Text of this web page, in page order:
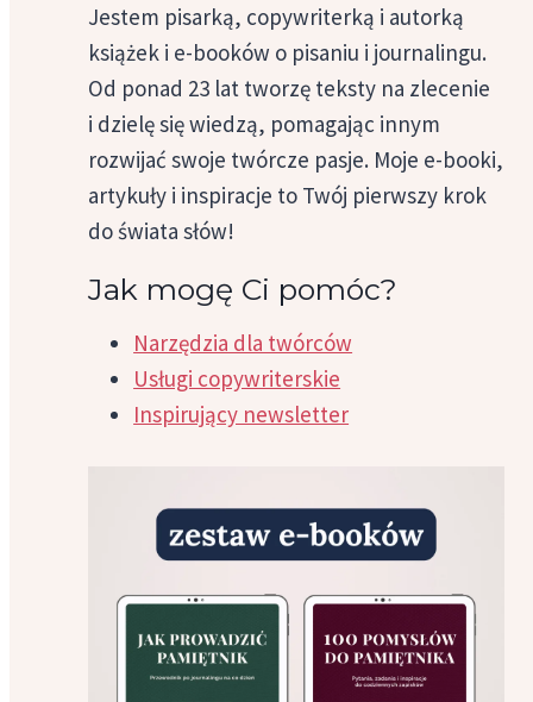
Jestem pisarką, copywriterką i autorką
książek i e-booków o pisaniu i journalingu.
Od ponad 23 lat tworzę teksty na zlecenie
i dzielę się wiedzą, pomagając innym
rozwijać swoje twórcze pasje. Moje e-booki,
artykuły i inspiracje to Twój pierwszy krok
do świata słów!
Jak mogę Ci pomóc?
Narzędzia dla twórców
Usługi copywriterskie
Inspirujący newsletter